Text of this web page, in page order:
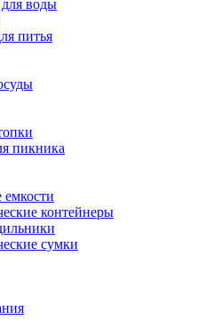
воды
питья
пикника
емкости
контейнеры
сумки